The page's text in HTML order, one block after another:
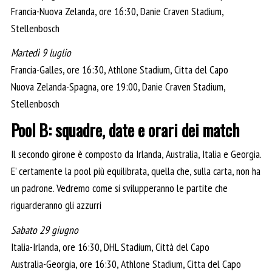
Francia-Nuova Zelanda, ore 16:30, Danie Craven Stadium,
Stellenbosch
Martedì 9 luglio
Francia-Galles, ore 16:30, Athlone Stadium, Citta del Capo
Nuova Zelanda-Spagna, ore 19:00, Danie Craven Stadium,
Stellenbosch
Pool B: squadre, date e orari dei match
Il secondo girone è composto da Irlanda, Australia, Italia e Georgia.
E’ certamente la pool più equilibrata, quella che, sulla carta, non ha
un padrone. Vedremo come si svilupperanno le partite che
riguarderanno gli azzurri
Sabato 29 giugno
Italia-Irlanda, ore 16:30, DHL Stadium, Città del Capo
Australia-Georgia, ore 16:30, Athlone Stadium, Citta del Capo